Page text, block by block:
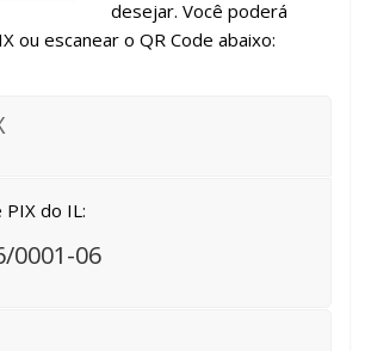
desejar. Você poderá
ou escanear o QR Code abaixo:
PIX do IL:
0001-06